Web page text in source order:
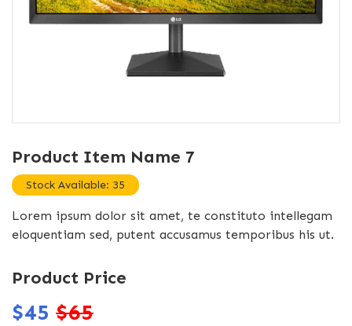
Product Item Name 7
Stock Available: 35
Lorem ipsum dolor sit amet, te constituto intellegam
eloquentiam sed, putent accusamus temporibus his ut.
Product Price
$45 $65